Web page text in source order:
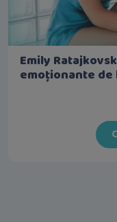
Emily
emoționante